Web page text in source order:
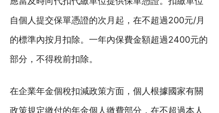
自個人提交保單憑證的次月起，在不超過200元/月
的標準內按月扣除。一年內保費金額超過2400元的
部分，不得稅前扣除。
在企業年金個稅扣減政策方面，個人根據國家有關
政策規定繳付的年金個人繳費部分，在不超過本人